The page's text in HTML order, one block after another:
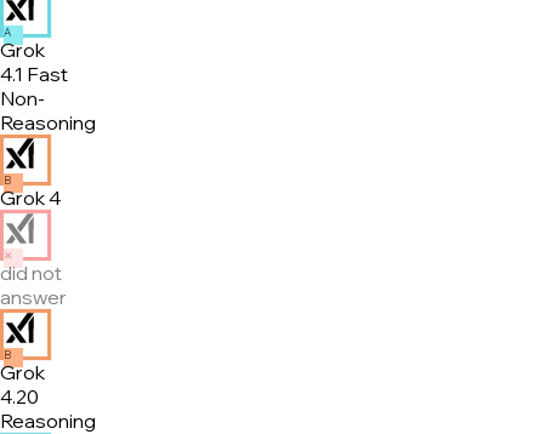
A
Grok
4.1 Fast
Non-
Reasoning
B
Grok 4
✕
did not
answer
B
Grok
4.20
Reasoning